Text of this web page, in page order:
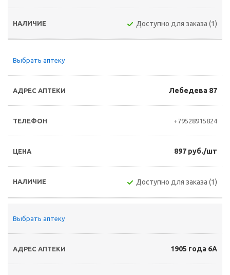
Доступно для заказа (1)
Выбрать аптеку
Лебедева 87
+79528915824
897 руб./шт
Доступно для заказа (1)
Выбрать аптеку
1905 года 6А